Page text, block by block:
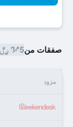
صفقات من345 ﷼
مزود